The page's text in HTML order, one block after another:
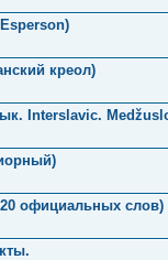
креол)
Interslavic.
официальных слов)